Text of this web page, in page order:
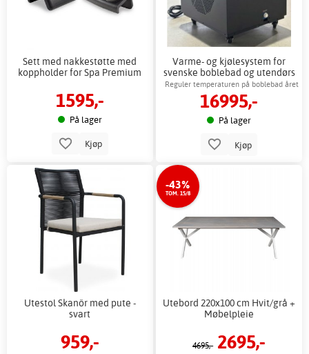
Sett med nakkestøtte med
koppholder for Spa Premium
1595,-
På lager
Kjøp
Varme- og kjølesystem for
svenske boblebad og utendørs
spa 2-40 °C
Reguler temperaturen på boblebad året
rundt
16995,-
På lager
Kjøp
Utestol Skanör med pute -
svart
959,-
-43%
TOM. 15/8
Utebord 220x100 cm Hvit/grå +
Møbelpleie
4695,- 2695,-